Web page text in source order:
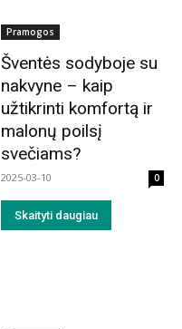
Pramogos
Šventės sodyboje su
nakvyne – kaip
užtikrinti komfortą ir
malonų poilsį
svečiams?
2025-03-10 0
Skaityti daugiau